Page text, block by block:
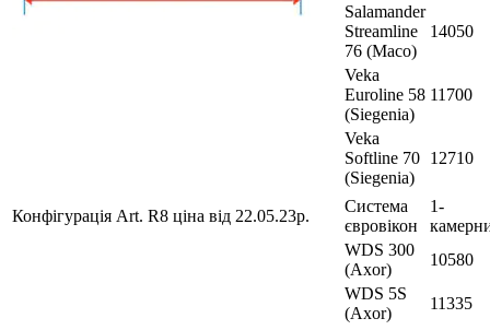
Salamander
Streamline
76 (Maco)
14050
Veka
Euroline 58
(Siegenia)
11700
Veka
Softline 70
(Siegenia)
12710
Конфігурація Art. R8 ціна від 22.05.23р.
Система
євровікон
1-
WDS 300
(Axor)
10580
WDS 5S
(Axor)
11335